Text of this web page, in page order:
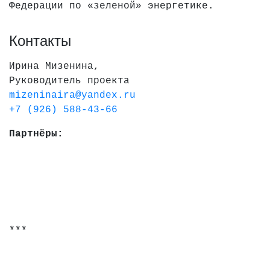
Федерации по «зеленой» энергетике.
Контакты
Ирина Мизенина,
Руководитель проекта
mizeninaira@yandex.ru
+7 (926) 588-43-66
Партнёры:
***